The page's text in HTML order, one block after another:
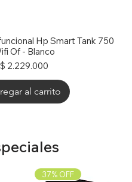
Hp Smart Tank 750
Of - Blanco
Precio
$ 2.229.000
al carrito
37% OFF